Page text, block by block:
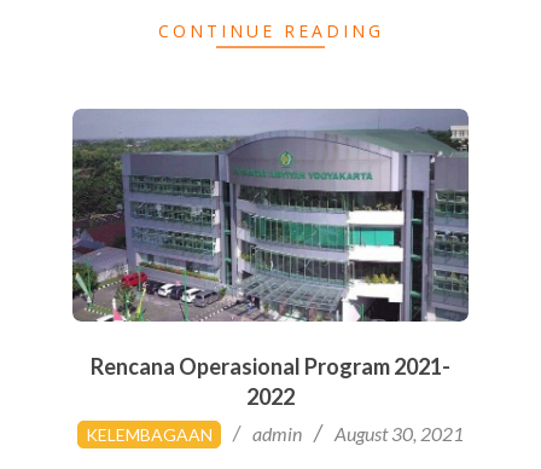
CONTINUE READING
Rencana Operasional Program 2021-
2022
2021-
08-
KELEMBAGAAN admin August 30, 2021